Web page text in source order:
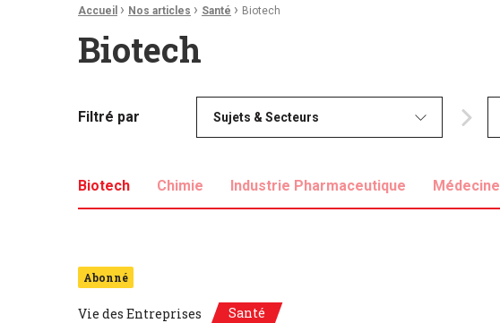
Fil d'Ariane :
Accueil › Nos articles › Santé › Biotech
Biotech
Filtré par Sujets & Secteurs
Biotech Chimie Industrie Pharmaceutique Médecine
Abonné
Vie des Entreprises Santé